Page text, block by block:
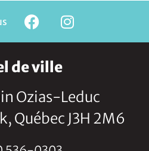
de ville
Ozias-Leduc
Québec J3H 2M6